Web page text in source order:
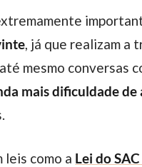
, já que realizam a
mesmo conversas
mais dificuldade de
leis como a Lei do